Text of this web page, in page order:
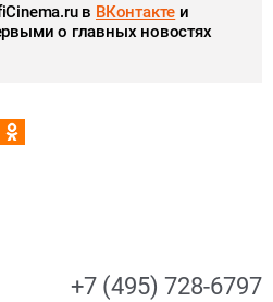
в ВКонтакте и
о главных новостях
+7 (495) 728-6797